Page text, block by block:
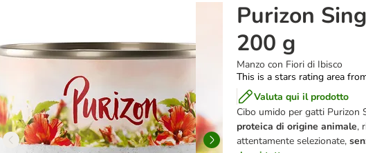
Purizon
200 g
Manzo con Fiori di Ibisco
This is a stars rating area
Valuta qui il prodotto
Cibo umido per gatti Purizon
proteica di origine animale,
attentamente selezionate,